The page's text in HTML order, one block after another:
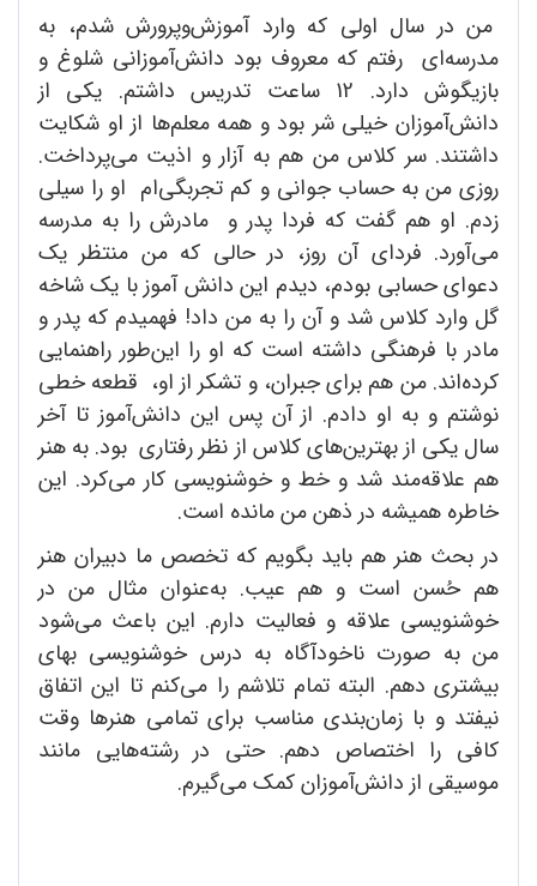
من در سال اولی که وارد آموزش‌وپرورش شدم، به
مدرسه‌ای رفتم که معروف بود دانش‌آموزانی شلوغ و
بازیگوش دارد. 12 ساعت تدریس داشتم. یکی از
دانش‌آموزان خیلی شر بود و همه معلم‌ها از او شکایت
داشتند. سر کلاس من هم به آزار و اذیت می‌پرداخت.
روزی من به حساب جوانی و کم تجربگی‌ام او را سیلی
زدم. او هم گفت که فردا پدر و مادرش را به مدرسه
می‌آورد. فردای آن روز، در حالی که من منتظر یک
دعوای حسابی بودم، دیدم این دانش آموز با یک شاخه
گل وارد کلاس شد و آن را به من داد! فهمیدم که پدر و
مادر با فرهنگی داشته ‌است که او را این‌طور راهنمایی
کرده‌اند. من هم برای جبران، و تشکر از او، قطعه خطی
نوشتم و به او دادم. از آن پس این دانش‌آموز تا آخر
سال یکی از بهترین‌های کلاس از نظر رفتاری بود. به هنر
هم علاقه‌مند شد و خط و خوشنویسی کار می‌کرد. این
خاطره همیشه در ذهن من مانده است.
در بحث هنر هم باید بگویم که تخصص ما دبیران هنر
هم حُسن است و هم عیب. به‌عنوان مثال من در
خوشنویسی علاقه و فعالیت دارم. این باعث می‌شود
من به صورت ناخودآگاه به درس خوشنویسی بهای
بیشتری دهم. البته تمام تلاشم را می‌کنم تا این اتفاق
نیفتد و با زمان‌بندی مناسب برای تمامی هنر‌ها وقت
کافی را اختصاص ‌دهم. حتی در رشته‌هایی مانند
موسیقی از دانش‌آموزان کمک می‌گیرم.